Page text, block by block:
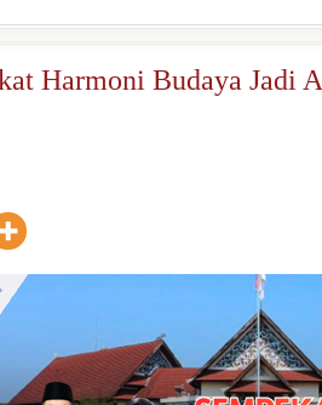
Harmoni Budaya Jadi